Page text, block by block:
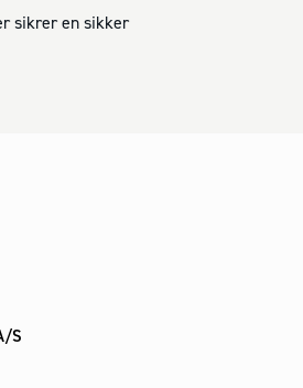
sikrer en sikker
S